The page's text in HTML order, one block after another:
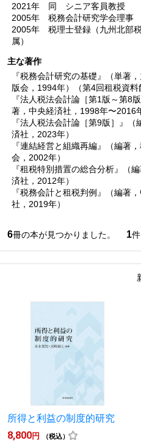
2021年 同 シニア客員教授
2005年 税務会計研究学会理事
2005年 税理士登録（九州北部
属）
主な著作
『税務会計研究の基礎』（単著
版会，1994年）（第4回租税資料
『法人税法会計論［第1版～第8
著，中央経済社，1998年〜2016
『法人税法会計論［第9版］』（
済社，2023年）
『連結経営と組織再編』（編著
会，2002年）
『租税特別措置の総合分析』（
済社，2012年）
『税務会計と租税判例』（編著
社，2019年）
6冊の本が見つかりました。 1件
所得と利益の制度的研究
8,800円 （税込）